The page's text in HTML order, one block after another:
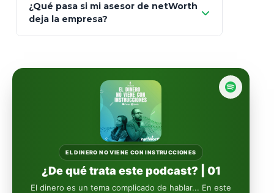
Fintual
Principal
Sura
Insignia Life
totalmente
libres de impuestos
¿Qué pasa si mi asesor de netWorth
deja la empresa?
automáticamente
EL DINERO NO VIENE CON INSTRUCCIONES
¿De qué trata este podcast? | 01
El dinero es un tema complicado de hablar... En este